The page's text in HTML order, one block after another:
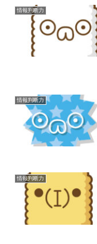
情報判断力
情報判断力
情報判断力